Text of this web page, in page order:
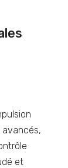
avancés,
et